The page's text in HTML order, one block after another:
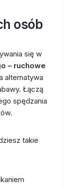
osób
się w
– ruchowe
alternatywa
Łączą
spędzania
takie